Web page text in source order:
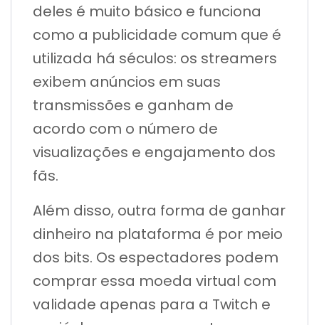
deles é muito básico e funciona
como a publicidade comum que é
utilizada há séculos: os streamers
exibem anúncios em suas
transmissões e ganham de
acordo com o número de
visualizações e engajamento dos
fãs.
Além disso, outra forma de ganhar
dinheiro na plataforma é por meio
dos bits. Os espectadores podem
comprar essa moeda virtual com
validade apenas para a Twitch e